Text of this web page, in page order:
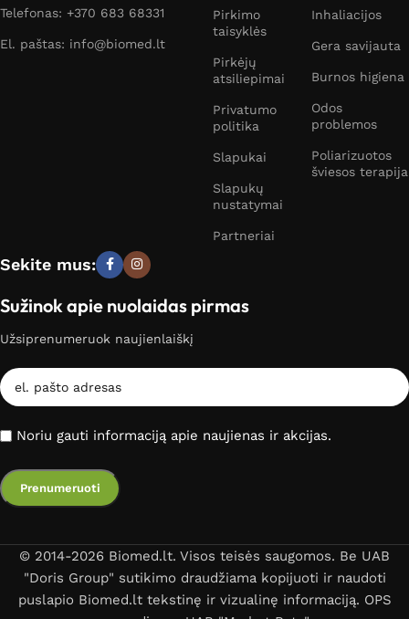
Telefonas: +370 683 68331
El. paštas: info@biomed.lt
Pirkimo
taisyklės
Pirkėjų
atsiliepimai
Privatumo
politika
Slapukai
Slapukų
nustatymai
Partneriai
Inhaliacijos
Gera savijauta
Burnos higiena
Odos
problemos
Poliarizuotos
šviesos terapija
Sekite mus:
Sužinok apie nuolaidas pirmas
Užsiprenumeruok naujienlaiškį
Noriu gauti informaciją apie naujienas ir akcijas.
© 2014-2026 Biomed.lt. Visos teisės saugomos. Be UAB
"Doris Group" sutikimo draudžiama kopijuoti ir naudoti
puslapio Biomed.lt tekstinę ir vizualinę informaciją. OPS